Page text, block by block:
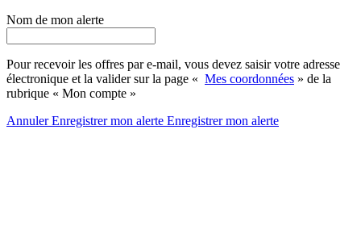
Nom de mon alerte
Pour recevoir les offres par e-mail, vous devez saisir votre adresse
électronique et la valider sur la page « Mes coordonnées » de la
rubrique « Mon compte »
AnnulerEnregistrer mon alerte Enregistrermon alerte